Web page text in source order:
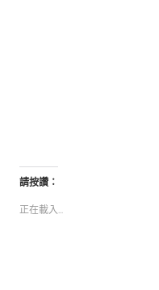
請按讚：
正在載入...